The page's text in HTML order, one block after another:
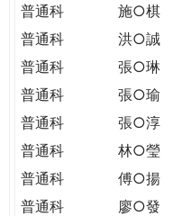
普通科
施○棋
普通科
洪○誠
普通科
張○琳
普通科
張○瑜
普通科
張○淳
普通科
林○瑩
普通科
傅○揚
普通科
廖○發